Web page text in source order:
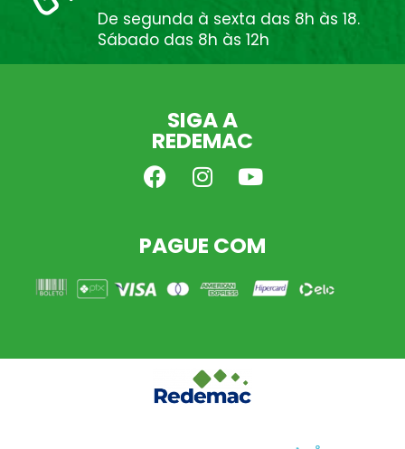
De segunda à sexta das 8h às 18.
Sábado das 8h às 12h
SIGA A
REDEMAC
PAGUE COM